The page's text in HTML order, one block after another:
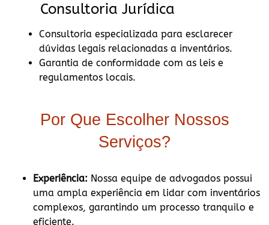
Consultoria Jurídica
Consultoria especializada para esclarecer
dúvidas legais relacionadas a inventários.
Garantia de conformidade com as leis e
regulamentos locais.
Por Que Escolher Nossos
Serviços?
Experiência: Nossa equipe de advogados possui
uma ampla experiência em lidar com inventários
complexos, garantindo um processo tranquilo e
eficiente.